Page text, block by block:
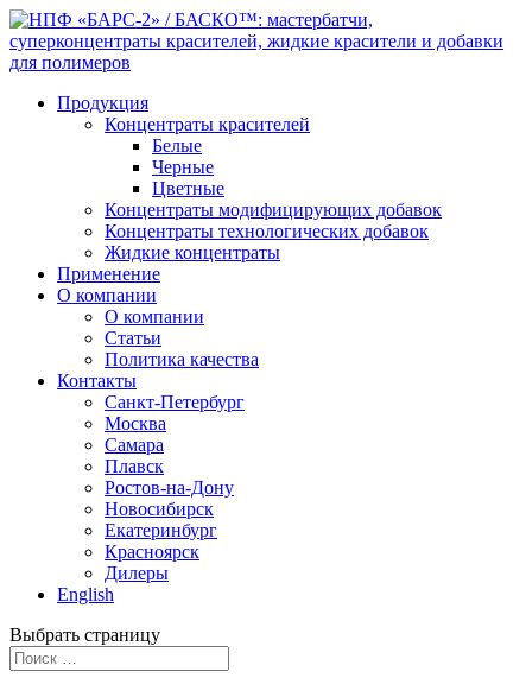
Продукция
Концентраты красителей
Белые
Черные
Цветные
Концентраты модифицирующих добавок
Концентраты технологических добавок
Жидкие концентраты
Применение
О компании
О компании
Статьи
Политика качества
Контакты
Санкт-Петербург
Москва
Самара
Плавск
Ростов-на-Дону
Новосибирск
Екатеринбург
Красноярск
Дилеры
English
Выбрать страницу